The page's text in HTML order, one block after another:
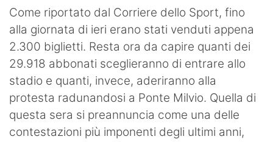
Come riportato dal Corriere dello Sport, fino
alla giornata di ieri erano stati venduti appena
2.300 biglietti. Resta ora da capire quanti dei
29.918 abbonati sceglieranno di entrare allo
stadio e quanti, invece, aderiranno alla
protesta radunandosi a Ponte Milvio. Quella di
questa sera si preannuncia come una delle
contestazioni più imponenti degli ultimi anni,